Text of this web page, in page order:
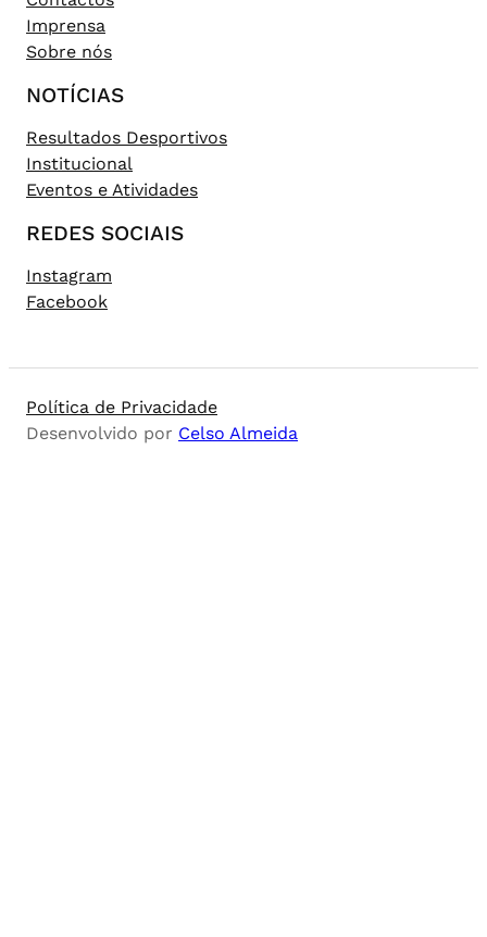
Imprensa
Sobre nós
NOTÍCIAS
Resultados Desportivos
Institucional
Eventos e Atividades
REDES SOCIAIS
Instagram
Facebook
Política de Privacidade
Desenvolvido por Celso Almeida